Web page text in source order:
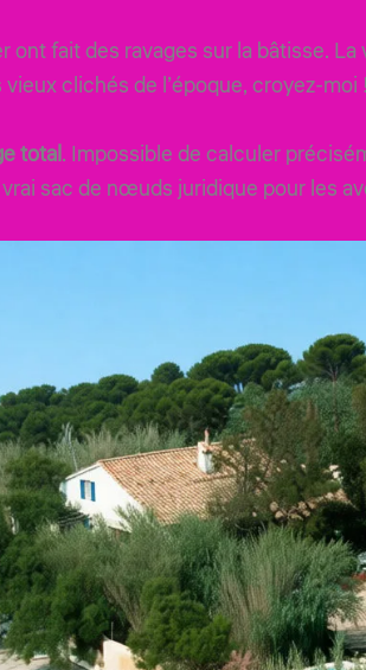
ont fait des ravages sur la bâtisse.
clichés de l’époque, croyez-moi !
total. Impossible de calculer
sac de nœuds juridique pour les